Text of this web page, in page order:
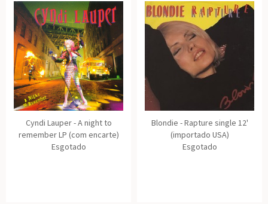
Cyndi Lauper - A night to
remember LP (com encarte)
Esgotado
Blondie - Rapture single 12'
(importado USA)
Esgotado